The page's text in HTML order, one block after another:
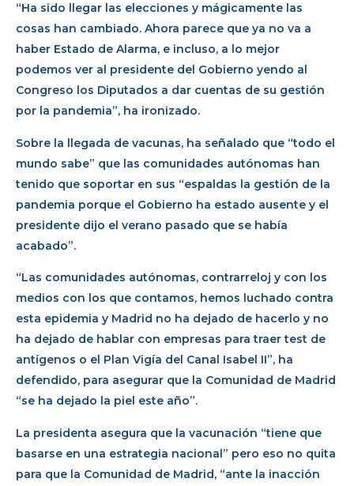
“Ha sido llegar las elecciones y mágicamente las
cosas han cambiado. Ahora parece que ya no va a
haber Estado de Alarma, e incluso, a lo mejor
podemos ver al presidente del Gobierno yendo al
Congreso los Diputados a dar cuentas de su gestión
por la pandemia”, ha ironizado.
Sobre la llegada de vacunas, ha señalado que “todo el
mundo sabe” que las comunidades autónomas han
tenido que soportar en sus “espaldas la gestión de la
pandemia porque el Gobierno ha estado ausente y el
presidente dijo el verano pasado que se había
acabado”.
“Las comunidades autónomas, contrarreloj y con los
medios con los que contamos, hemos luchado contra
esta epidemia y Madrid no ha dejado de hacerlo y no
ha dejado de hablar con empresas para traer test de
antígenos o el Plan Vigía del Canal Isabel II”, ha
defendido, para asegurar que la Comunidad de Madrid
“se ha dejado la piel este año”.
La presidenta asegura que la vacunación “tiene que
basarse en una estrategia nacional” pero eso no quita
para que la Comunidad de Madrid, “ante la inacción